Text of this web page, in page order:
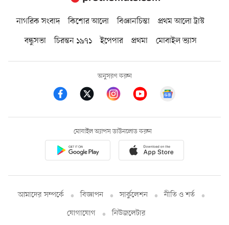
নাগরিক সংবাদ কিশোর আলো বিজ্ঞানচিন্তা
প্রথম আলো ট্রাস্ট
বন্ধুসভা
চিরন্তন ১৯৭১ ইপেপার প্রথমা মোবাইল ভ্যাস
অনুসরণ করুন
মোবাইল অ্যাপস ডাউনলোড করুন
আমাদের সম্পর্কে বিজ্ঞাপন সার্কুলেশন
নীতি ও শর্ত
যোগাযোগ
নিউজলেটার